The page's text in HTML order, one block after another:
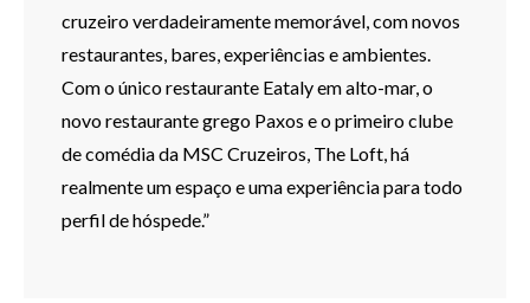
cruzeiro verdadeiramente memorável, com novos
restaurantes, bares, experiências e ambientes.
Com o único restaurante Eataly em alto-mar, o
novo restaurante grego Paxos e o primeiro clube
de comédia da MSC Cruzeiros, The Loft, há
realmente um espaço e uma experiência para todo
perfil de hóspede.”